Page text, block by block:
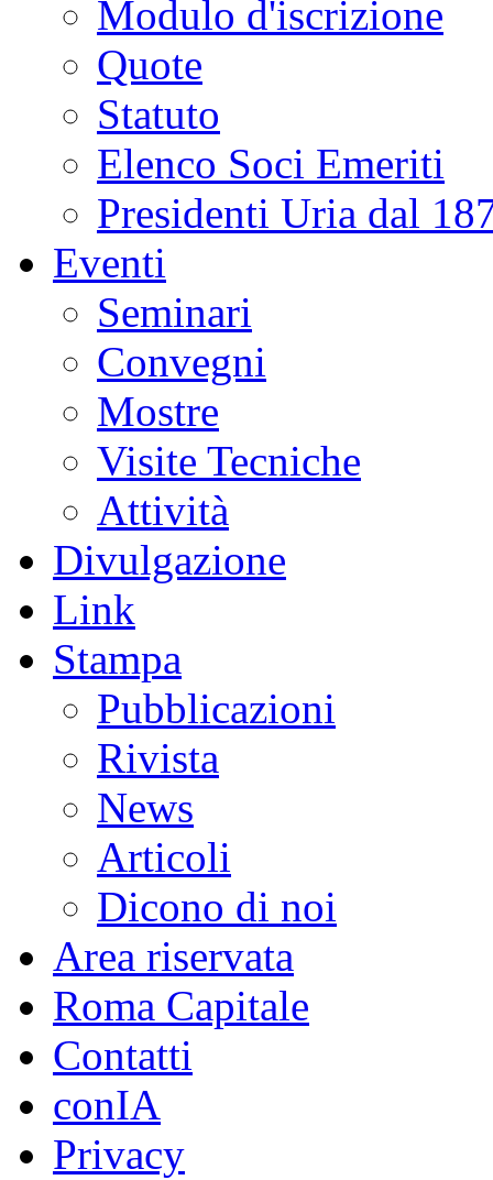
Modulo d'iscrizione
Quote
Statuto
Elenco Soci Emeriti
Presidenti Uria dal
Eventi
Seminari
Convegni
Mostre
Visite Tecniche
Attività
Divulgazione
Link
Stampa
Pubblicazioni
Rivista
News
Articoli
Dicono di noi
Area riservata
Roma Capitale
Contatti
conIA
Privacy